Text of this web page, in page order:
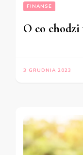
FINANSE
O co
3 GRUDNIA 2023